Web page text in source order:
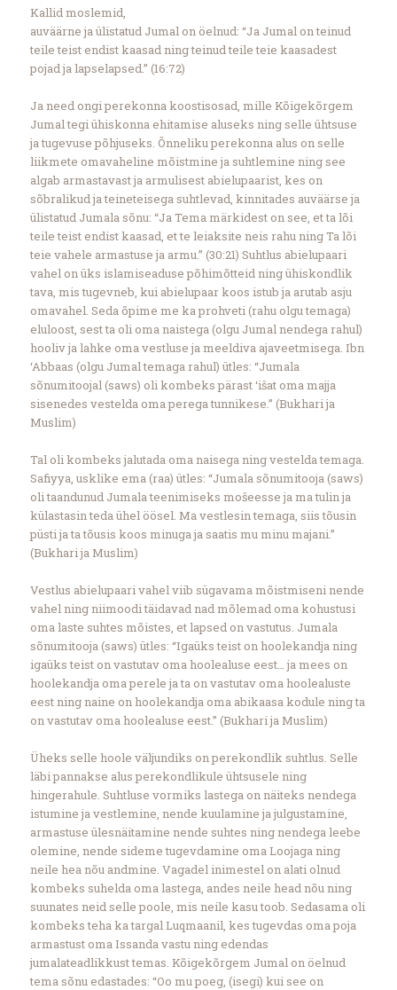
Kallid moslemid,
auväärne ja ülistatud Jumal on öelnud: “Ja Jumal on teinud
teile teist endist kaasad ning teinud teile teie kaasadest
pojad ja lapselapsed.” (16:72)
Ja need ongi perekonna koostisosad, mille Kõigekõrgem
Jumal tegi ühiskonna ehitamise aluseks ning selle ühtsuse
ja tugevuse põhjuseks. Õnneliku perekonna alus on selle
liikmete omavaheline mõistmine ja suhtlemine ning see
algab armastavast ja armulisest abielupaarist, kes on
sõbralikud ja teineteisega suhtlevad, kinnitades auväärse ja
ülistatud Jumala sõnu: “Ja Tema märkidest on see, et ta lõi
teile teist endist kaasad, et te leiaksite neis rahu ning Ta lõi
teie vahele armastuse ja armu.” (30:21) Suhtlus abielupaari
vahel on üks islamiseaduse põhimõtteid ning ühiskondlik
tava, mis tugevneb, kui abielupaar koos istub ja arutab asju
omavahel. Seda õpime me ka prohveti (rahu olgu temaga)
eluloost, sest ta oli oma naistega (olgu Jumal nendega rahul)
hooliv ja lahke oma vestluse ja meeldiva ajaveetmisega. Ibn
‘Abbaas (olgu Jumal temaga rahul) ütles: “Jumala
sõnumitoojal (saws) oli kombeks pärast ‘išat oma majja
sisenedes vestelda oma perega tunnikese.” (Bukhari ja
Muslim)
Tal oli kombeks jalutada oma naisega ning vestelda temaga.
Safiyya, usklike ema (raa) ütles: “Jumala sõnumitooja (saws)
oli taandunud Jumala teenimiseks mošeesse ja ma tulin ja
külastasin teda ühel öösel. Ma vestlesin temaga, siis tõusin
püsti ja ta tõusis koos minuga ja saatis mu minu majani.”
(Bukhari ja Muslim)
Vestlus abielupaari vahel viib sügavama mõistmiseni nende
vahel ning niimoodi täidavad nad mõlemad oma kohustusi
oma laste suhtes mõistes, et lapsed on vastutus. Jumala
sõnumitooja (saws) ütles: “Igaüks teist on hoolekandja ning
igaüks teist on vastutav oma hoolealuse eest… ja mees on
hoolekandja oma perele ja ta on vastutav oma hoolealuste
eest ning naine on hoolekandja oma abikaasa kodule ning ta
on vastutav oma hoolealuse eest.” (Bukhari ja Muslim)
Üheks selle hoole väljundiks on perekondlik suhtlus. Selle
läbi pannakse alus perekondlikule ühtsusele ning
hingerahule. Suhtluse vormiks lastega on näiteks nendega
istumine ja vestlemine, nende kuulamine ja julgustamine,
armastuse ülesnäitamine nende suhtes ning nendega leebe
olemine, nende sideme tugevdamine oma Loojaga ning
neile hea nõu andmine. Vagadel inimestel on alati olnud
kombeks suhelda oma lastega, andes neile head nõu ning
suunates neid selle poole, mis neile kasu toob. Sedasama oli
kombeks teha ka targal Luqmaanil, kes tugevdas oma poja
armastust oma Issanda vastu ning edendas
jumalateadlikkust temas. Kõigekõrgem Jumal on öelnud
tema sõnu edastades: “Oo mu poeg, (isegi) kui see on